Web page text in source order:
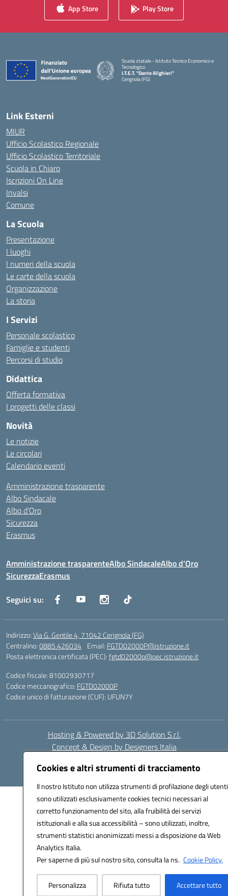
Cookies e altri strumenti di tracciamento
Il nostro Istituto non utilizza strumenti di profilazione degli
sono utilizzati esclusivamente cookies tecnici necessari al
corretto funzionamento del sito, alla fruibilità dei servizi
istituzionali e alla sua accessibilità – sono utilizzati, inoltre,
strumenti statistici anonimizzati messi a disposizione da Web
Analytics Italia.
Per saperne di più sul nostro sito, consulta la ns. Cookie Policy.
Personalizza Rifiuta tutto Accettare tutto
App Store Play Store
Scuola statale - Istituto Tecnico Economico e
Tecnologico
I.T.E.T. "Dante Alighieri"
Cerignola (FG)
— Visita la pagina iniziale della scuola
Link Esterni
MIUR
Ufficio Scolastico Regionale
Ufficio Scolastico Territoriale
Scuola in Chiaro
Iscrizioni On Line
Invalsi
Comune
La Scuola
Presentazione
I luoghi
I numeri della scuola
Le carte della scuola
Organizzazione
La storia
I Servizi
Personale scolastico
Famiglie e studenti
Percorsi di studio
Didattica
Offerta formativa
I progetti delle classi
Novità
Le notizie
Le circolari
Calendario eventi
Amministrazione trasparente
Albo Sindacale
Albo d’Oro
Sicurezza
Erasmus
Amministrazione trasparenteAlbo SindacaleAlbo d’Oro
SicurezzaErasmus
Seguici su:
Indirizzo:Via G. Gentile 4, 71042 Cerignola (FG)
Centralino:0885.426034 Email: FGTD02000P@istruzione.it
Posta elettronica certificata (PEC):fgtd02000p@pec.istruzione.it
Codice fiscale: 81002930717
Codice meccanografico: FGTD02000P
Codice unico di fatturazione (CUF): UFUN7Y
Hosting & Powered by 3D Solution S.r.l.
Concept & Design by Designers Italia